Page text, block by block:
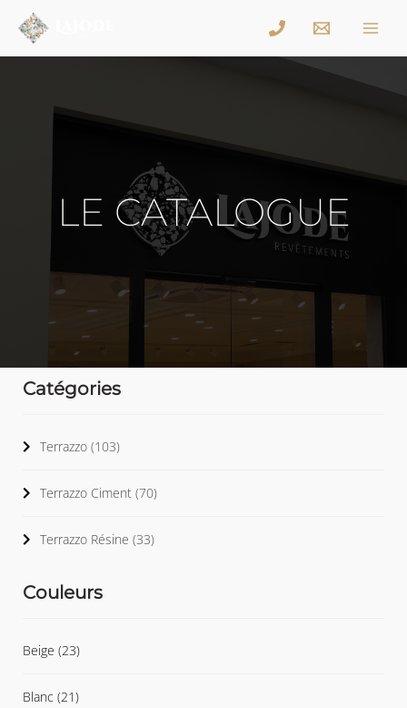
LE CATALOGUE
Catégories
Terrazzo (103)
Terrazzo Ciment (70)
Terrazzo Résine (33)
Couleurs
Beige (23)
Blanc (21)